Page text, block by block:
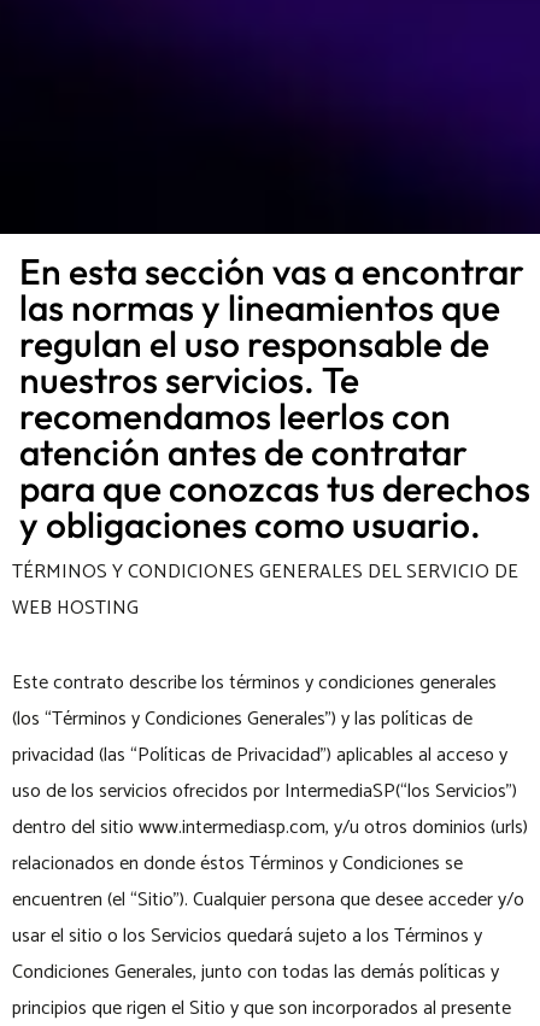
En esta sección vas a encontrar
las normas y lineamientos que
regulan el uso responsable de
nuestros servicios. Te
recomendamos leerlos con
atención antes de contratar
para que conozcas tus derechos
y obligaciones como usuario.
TÉRMINOS Y CONDICIONES GENERALES DEL SERVICIO DE
WEB HOSTING
Este contrato describe los términos y condiciones generales
(los “Términos y Condiciones Generales”) y las políticas de
privacidad (las “Políticas de Privacidad”) aplicables al acceso y
uso de los servicios ofrecidos por IntermediaSP(“los Servicios”)
dentro del sitio www.intermediasp.com, y/u otros dominios (urls)
relacionados en donde éstos Términos y Condiciones se
encuentren (el “Sitio”). Cualquier persona que desee acceder y/o
usar el sitio o los Servicios quedará sujeto a los Términos y
Condiciones Generales, junto con todas las demás políticas y
principios que rigen el Sitio y que son incorporados al presente